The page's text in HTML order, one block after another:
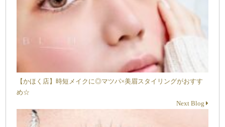
【かほく店】時短メイクに◎マツパ×美眉スタイリングがおすす
め☆
Next Blog